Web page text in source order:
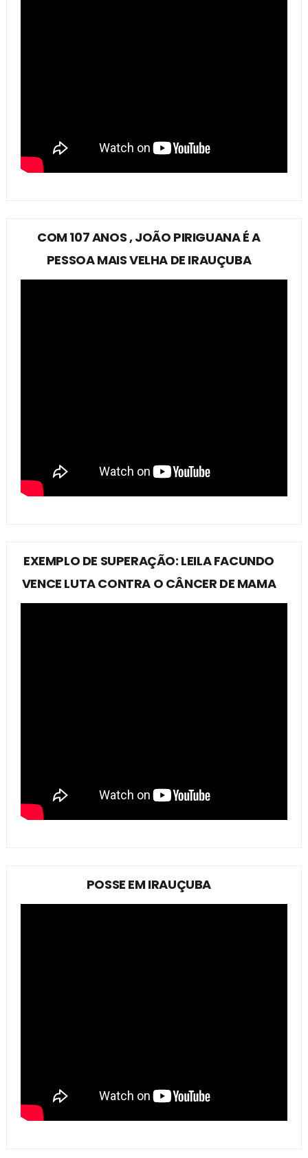
COM 107 ANOS , JOÃO PIRIGUANA É A
PESSOA MAIS VELHA DE IRAUÇUBA
EXEMPLO DE SUPERAÇÃO: LEILA FACUNDO
VENCE LUTA CONTRA O CÂNCER DE MAMA
POSSE EM IRAUÇUBA